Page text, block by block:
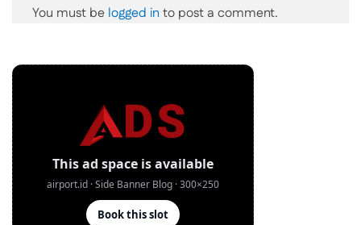
You must be logged in to post a comment.